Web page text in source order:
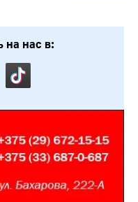
на нас в: